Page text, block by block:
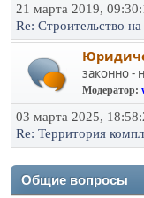
21 марта 2019,
Re: Строительство на
законно -
Модератор:
03 марта 2025,
Re: Территория
Общие вопросы